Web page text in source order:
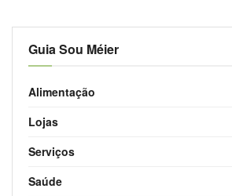
Guia Sou Méier
Alimentação
Lojas
Serviços
Saúde